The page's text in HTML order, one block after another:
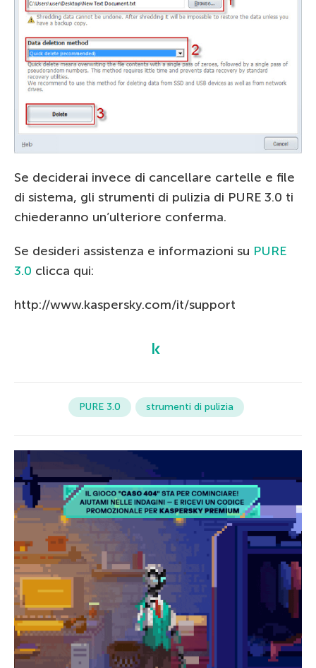
Se deciderai invece di cancellare cartelle e file
di sistema, gli strumenti di pulizia di PURE 3.0 ti
chiederanno un’ulteriore conferma.
Se desideri assistenza e informazioni su PURE
3.0 clicca qui:
http://www.kaspersky.com/it/support
PURE 3.0 strumenti di pulizia